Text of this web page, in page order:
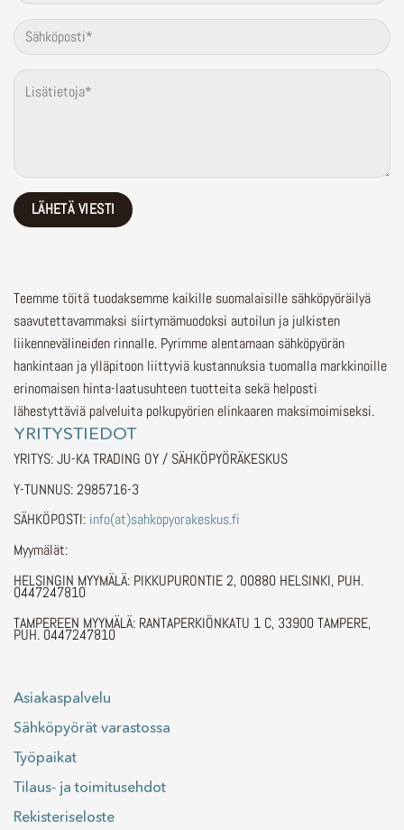
Teemme töitä tuodaksemme kaikille suomalaisille sähköpyöräilyä
saavutettavammaksi siirtymämuodoksi autoilun ja julkisten
liikennevälineiden rinnalle. Pyrimme alentamaan sähköpyörän
hankintaan ja ylläpitoon liittyviä kustannuksia tuomalla markkinoille
erinomaisen hinta-laatusuhteen tuotteita sekä helposti
lähestyttäviä palveluita polkupyörien elinkaaren maksimoimiseksi.
YRITYSTIEDOT
YRITYS: JU-KA TRADING OY / SÄHKÖPYÖRÄKESKUS
Y-TUNNUS: 2985716-3
SÄHKÖPOSTI: info(at)sahkopyorakeskus.fi
Myymälät:
HELSINGIN MYYMÄLÄ: PIKKUPURONTIE 2, 00880 HELSINKI, PUH.
0447247810
TAMPEREEN MYYMÄLÄ: RANTAPERKIÖNKATU 1 C, 33900 TAMPERE,
PUH. 0447247810
Asiakaspalvelu
Sähköpyörät varastossa
Työpaikat
Tilaus- ja toimitusehdot
Rekisteriseloste